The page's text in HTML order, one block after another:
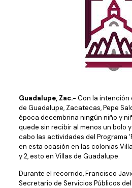
Guadalupe, Zac.- Con la intención
de Guadalupe, Zacatecas, Pepe
época decembrina ningún niño y
quede sin recibir al menos un bolo
cabo las actividades del Programa
en esta ocasión en las colonias
y 2, esto en Villas de Guadalupe.
Durante el recorrido, Francisco
Secretario de Servicios Públicos